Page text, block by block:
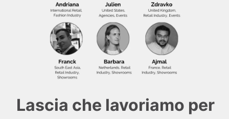
Lascia che lavoriamo per